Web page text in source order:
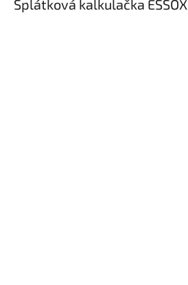
Splátková kalkulačka ESSOX